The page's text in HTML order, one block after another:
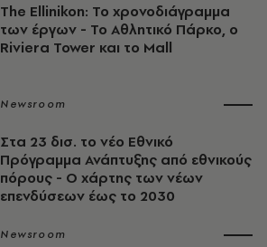
The Ellinikon: Το χρονοδιάγραμμα
των έργων - Το Αθλητικό Πάρκο, ο
Riviera Tower και το Mall
Newsroom
Στα 23 δισ. το νέο Εθνικό
Πρόγραμμα Ανάπτυξης από εθνικούς
πόρους - Ο χάρτης των νέων
επενδύσεων έως το 2030
Newsroom